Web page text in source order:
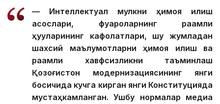
— Интеллектуал мулкни ҳимоя қилиш
асослари, фуқароларнинг рақамли
ҳуқуқларининг кафолатлари, шу жумладан
шахсий маълумотларни ҳимоя қилиш ва
рақамли хавфсизликни таъминлаш
Қозоғистон модернизациясининг янги
босқичида кучга кирган янги Конституцияда
мустаҳкамланган. Ушбу нормалар медиа